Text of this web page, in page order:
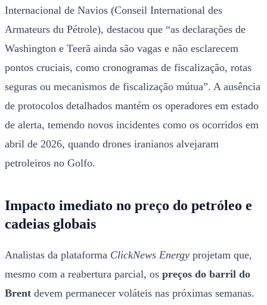
Internacional de Navios (Conseil International des
Armateurs du Pétrole), destacou que “as declarações de
Washington e Teerã ainda são vagas e não esclarecem
pontos cruciais, como cronogramas de fiscalização, rotas
seguras ou mecanismos de fiscalização mútua”. A ausência
de protocolos detalhados mantém os operadores em estado
de alerta, temendo novos incidentes como os ocorridos em
abril de 2026, quando drones iranianos alvejaram
petroleiros no Golfo.
Impacto imediato no preço do petróleo e
cadeias globais
Analistas da plataforma ClickNews Energy projetam que,
mesmo com a reabertura parcial, os preços do barril do
Brent devem permanecer voláteis nas próximas semanas.